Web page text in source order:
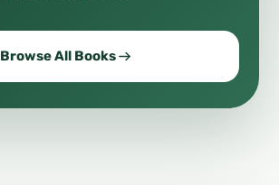
Browse All Books